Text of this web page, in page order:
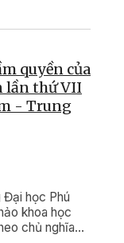
quyền của
lần thứ VII
- Trung
học Phú
khoa học
chủ nghĩa